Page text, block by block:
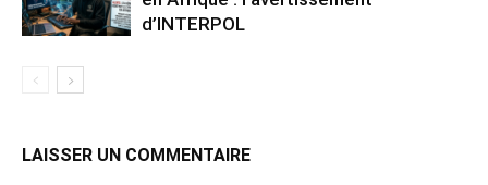
d’INTERPOL
LAISSER UN COMMENTAIRE